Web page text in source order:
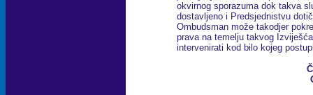
okvirnog sporazuma dok takva
dostavljeno i Predsjednistvu
Ombudsman može takodjer
prava na temelju takvog
intervenirati kod bilo kojeg